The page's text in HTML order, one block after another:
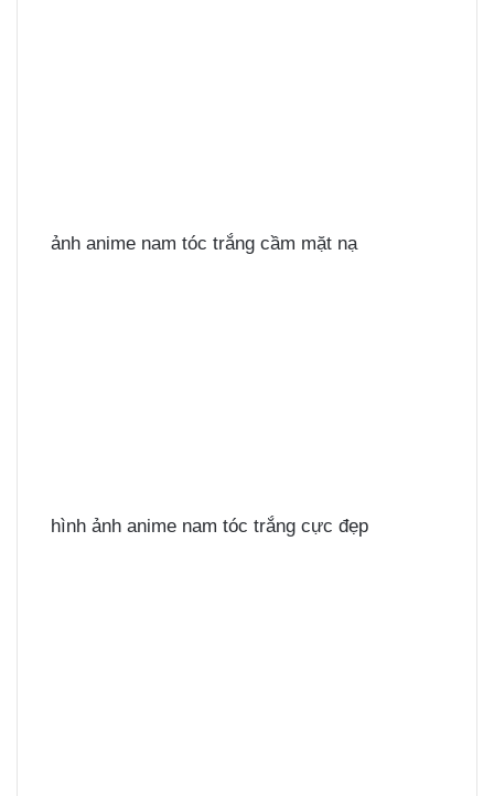
ảnh anime nam tóc trắng cầm mặt nạ
hình ảnh anime nam tóc trắng cực đẹp